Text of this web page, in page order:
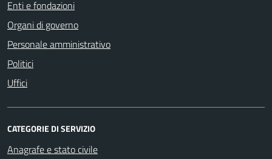
Enti e fondazioni
Organi di governo
Personale amministrativo
Politici
Uffici
CATEGORIE DI SERVIZIO
Anagrafe e stato civile